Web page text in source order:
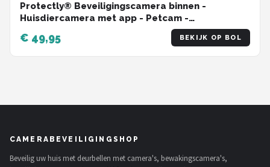
Protectly® Beveiligingscamera binnen -
Huisdiercamera met app - Petcam -
Hondencamera - Met WiFi APP - 2K 3MP Ultra HD
- Volgt beweging en geluidsdetectie - Indoor
Camera - Zwart
€ 49,95 BEKIJK OP BOL
CAMERABEVEILIGINGSHOP
Beveilig uw huis met deurbellen met camera's, bewakingscamera's,